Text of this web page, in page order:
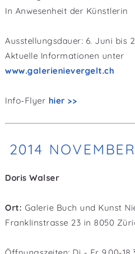
In Anwesenheit der Künstlerin
Ausstellungsdauer: 6. Juni bis
Aktuelle Informationen unter
www.galerienievergelt.ch
Info-Flyer hier >>
2014
Doris Walser
Ort: Galerie Buch und Kunst
Franklinstrasse 23 in 8050